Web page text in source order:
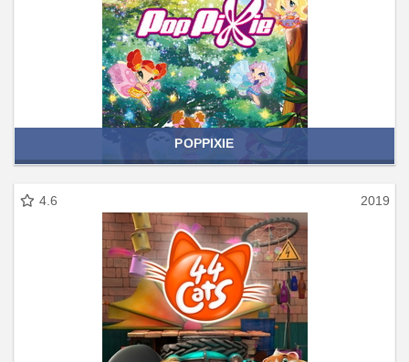
POPPIXIE
4.6 2019